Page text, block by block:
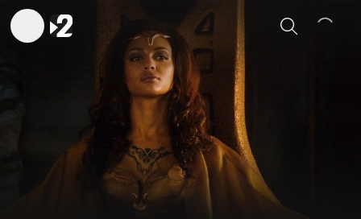
Sök